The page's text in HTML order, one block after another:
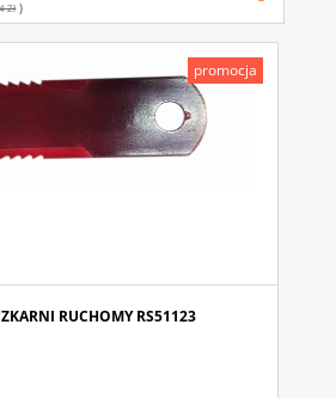
Zł)
RUCHOMY RS51123
promocja